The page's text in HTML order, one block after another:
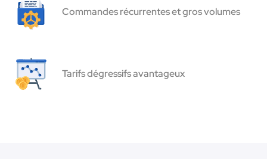
Commandes récurrentes et gros volumes
Tarifs dégressifs avantageux